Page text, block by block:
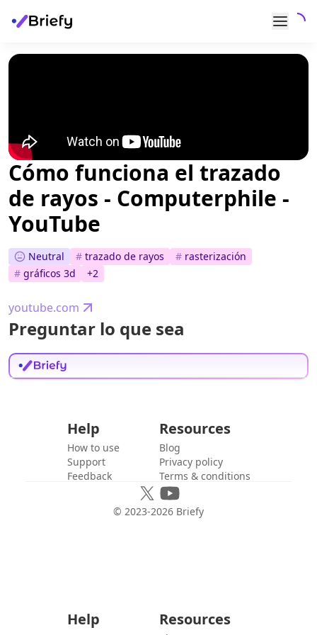
Cómo funciona el trazado
de rayos - Computerphile -
YouTube
Neutral # trazado de rayos # rasterización
# gráficos 3d +2
youtube.com
Preguntar lo que sea
Help
How to use
Support
Feedback
Resources
Blog
Privacy policy
Terms & conditions
© 2023-2026 Briefy
Help Resources